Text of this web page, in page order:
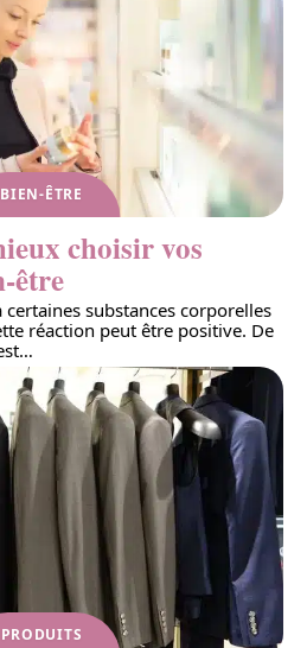
BIEN-ÊTRE
choisir vos
être
substances corporelles
réaction peut être positive. De
…
PRODUITS